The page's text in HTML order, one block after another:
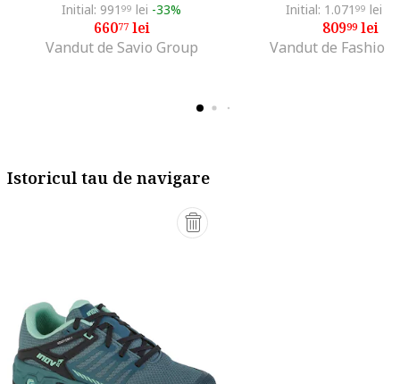
Initial: 991 99 lei -33%
66077lei
Vandut de Savio Group
Initial: 1.071 99 lei
80999lei
Vandut de Fashion
Istoricul tau de navigare